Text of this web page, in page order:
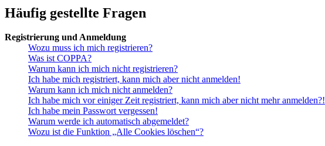
Häufig gestellte Fragen
Registrierung und Anmeldung
Wozu muss ich mich registrieren?
Was ist COPPA?
Warum kann ich mich nicht registrieren?
Ich habe mich registriert, kann mich aber nicht anmelden!
Warum kann ich mich nicht anmelden?
Ich habe mich vor einiger Zeit registriert, kann mich aber nicht mehr anmelden?!
Ich habe mein Passwort vergessen!
Warum werde ich automatisch abgemeldet?
Wozu ist die Funktion „Alle Cookies löschen“?